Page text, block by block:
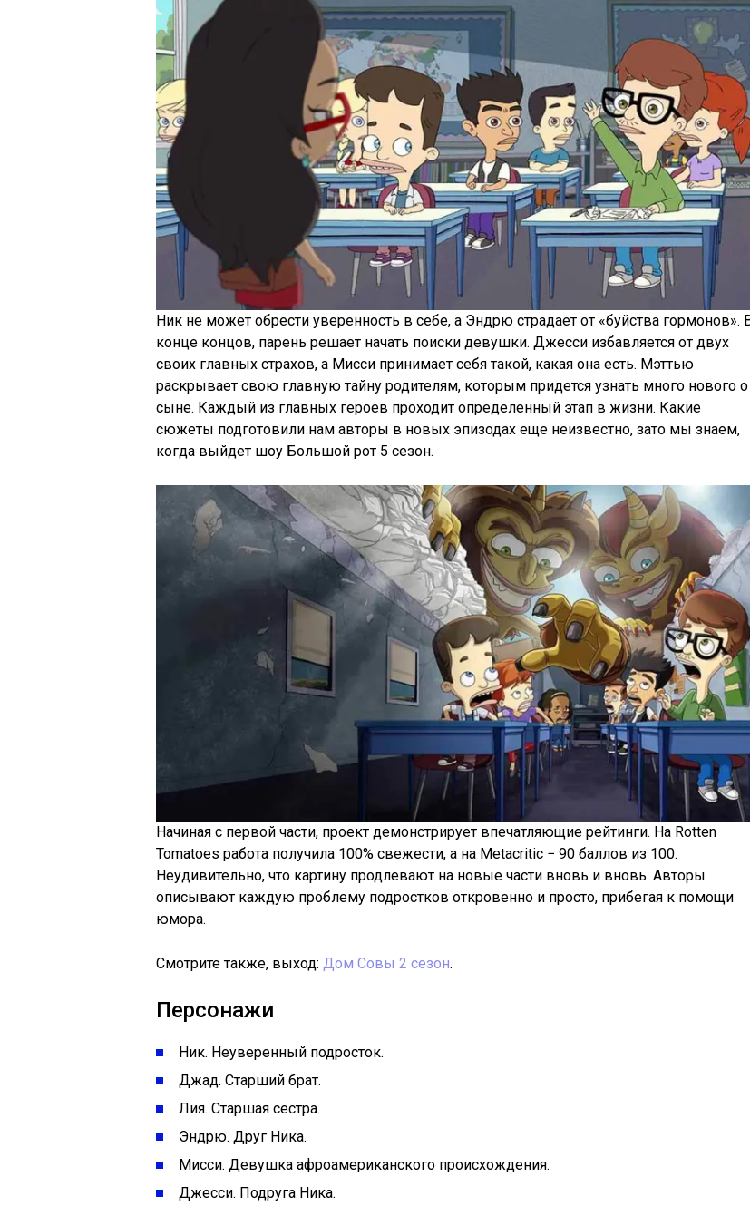
Ник не может обрести уверенность в себе, а Эндрю страдает от «буйства гормонов».
конце концов, парень решает начать поиски девушки. Джесси избавляется от двух
своих главных страхов, а Мисси принимает себя такой, какая она есть. Мэттью
раскрывает свою главную тайну родителям, которым придется узнать много нового о
сыне. Каждый из главных героев проходит определенный этап в жизни. Какие
сюжеты подготовили нам авторы в новых эпизодах еще неизвестно, зато мы знаем,
когда выйдет шоу Большой рот 5 сезон.
Начиная с первой части, проект демонстрирует впечатляющие рейтинги. На Rotten
Tomatoes работа получила 100% свежести, а на Metacritic − 90 баллов из 100.
Неудивительно, что картину продлевают на новые части вновь и вновь. Авторы
описывают каждую проблему подростков откровенно и просто, прибегая к помощи
юмора.
Смотрите также, выход: Дом Совы 2 сезон.
Персонажи
Ник. Неуверенный подросток.
Джад. Старший брат.
Лия. Старшая сестра.
Эндрю. Друг Ника.
Мисси. Девушка афроамериканского происхождения.
Джесси. Подруга Ника.